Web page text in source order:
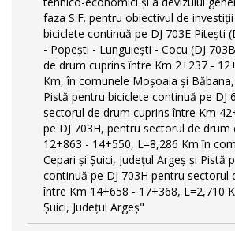
faza S.F. pentru obiectivul de
biciclete continuă pe DJ 703E Piteşti
- Popeşti - Lunguieşti - Cocu (DJ
de drum cuprins între Km 2+237 -
Km, în comunele Moşoaia şi
Pistă pentru biciclete continuă pe DJ
sectorul de drum cuprins între Km
pe DJ 703H, pentru sectorul de drum
12+863 - 14+550, L=8,286 Km în
Cepari și Șuici, Judeţul Argeş și Pistă
continuă pe DJ 703H pentru sectorul
între Km 14+658 - 17+368, L=2,710
Șuici, Județul Argeş"